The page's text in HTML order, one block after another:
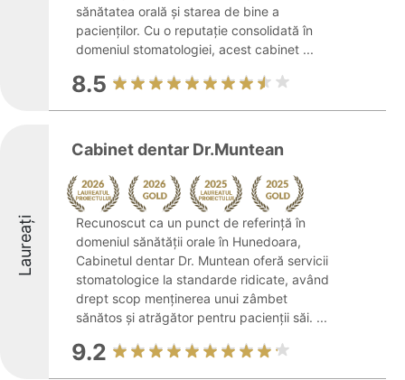
sănătatea orală și starea de bine a
pacienților. Cu o reputație consolidată în
domeniul stomatologiei, acest cabinet ...
8.5
Laureați
Cabinet dentar Dr.Muntean
Recunoscut ca un punct de referință în
domeniul sănătății orale în Hunedoara,
Cabinetul dentar Dr. Muntean oferă servicii
stomatologice la standarde ridicate, având
drept scop menținerea unui zâmbet
sănătos și atrăgător pentru pacienții săi. ...
9.2